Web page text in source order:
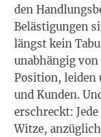
den
Belästigungen
längst kein
unabhängig
Position, leiden
und Kunden.
erschreckt:
Witze,